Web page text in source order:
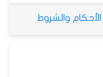
الأحكام والشروط